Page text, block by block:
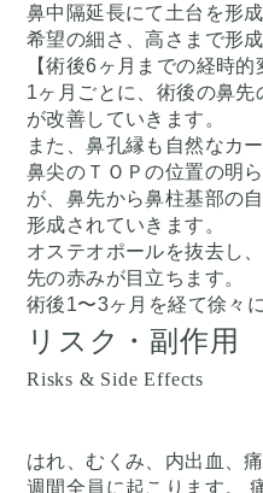
鼻中隔延長にて土台を形成
希望の細さ、高さまで形
【術後6ヶ月までの経時的
1ヶ月ごとに、術後の鼻
が改善していきます。
また、鼻孔縁も自然なカ
鼻尖のＴＯＰの位置の明
が、鼻先から鼻柱基部の
形成されていきます。
オステオポールを抜去し
先の赤みが目立ちます。
術後1〜3ヶ月を経て徐々
リスク・副作用
Risks & Side Effects
はれ、むくみ、内出血、
週間全員に起こります。